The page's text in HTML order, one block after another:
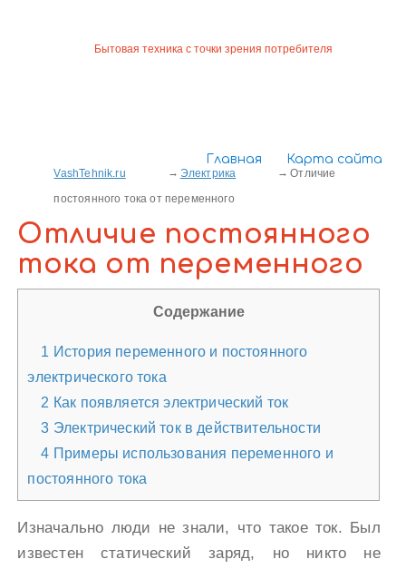
Главная Карта сайта
Бытовая техника с точки зрения потребителя
VashTehnik.ru Электрика
Отличие
постоянного тока от переменного
Отличие постоянного
тока от переменного
Содержание
1 История переменного и постоянного
электрического тока
2 Как появляется электрический ток
3 Электрический ток в действительности
4 Примеры использования переменного и
постоянного тока
Изначально люди не знали, что такое ток. Был
известен статический заряд, но никто не